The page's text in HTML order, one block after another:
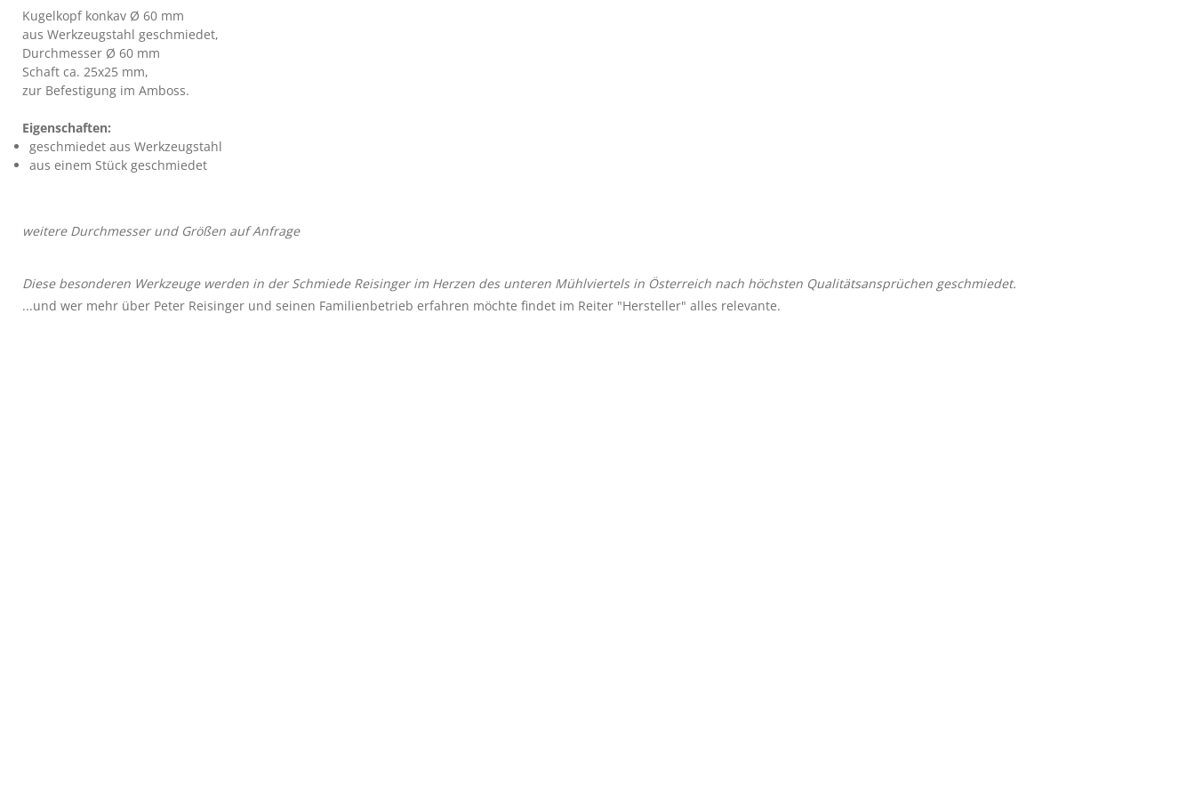
Kugelkopf konkav Ø 60 mm
aus Werkzeugstahl geschmiedet,
Durchmesser Ø 60 mm
Schaft ca. 25x25 mm,
zur Befestigung im Amboss.
Eigenschaften:
geschmiedet aus Werkzeugstahl
aus einem Stück geschmiedet
weitere Durchmesser und Größen auf Anfrage
Diese besonderen Werkzeuge werden in der Schmiede Reisinger im Herzen des unteren Mühlviertels in Österreich nach höchsten Qualitätsansprüchen geschmiedet.
...und wer mehr über Peter Reisinger und seinen Familienbetrieb erfahren möchte findet im Reiter "Hersteller" alles relevante.